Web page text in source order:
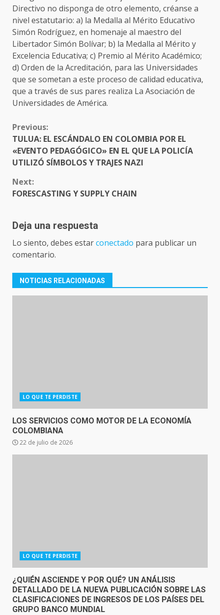
Directivo no disponga de otro elemento, créanse a
nivel estatutario: a) la Medalla al Mérito Educativo
Simón Rodríguez, en homenaje al maestro del
Libertador Simón Bolívar; b) la Medalla al Mérito y
Excelencia Educativa; c) Premio al Mérito Académico;
d) Orden de la Acreditación, para las Universidades
que se sometan a este proceso de calidad educativa,
que a través de sus pares realiza La Asociación de
Universidades de América.
CONTINUE
READING
Previous:
TULUA: EL ESCÁNDALO EN COLOMBIA POR EL
«EVENTO PEDAGÓGICO» EN EL QUE LA POLICÍA
UTILIZÓ SÍMBOLOS Y TRAJES NAZI
Next:
FORESCASTING Y SUPPLY CHAIN
Deja una respuesta
Lo siento, debes estarconectado para publicar un
comentario.
NOTICIAS RELACIONADAS
LO QUE TE PERDISTE
LOS SERVICIOS COMO MOTOR DE LA ECONOMÍA
COLOMBIANA
22 de julio de 2026
LO QUE TE PERDISTE
¿QUIÉN ASCIENDE Y POR QUÉ? UN ANÁLISIS
DETALLADO DE LA NUEVA PUBLICACIÓN SOBRE LAS
CLASIFICACIONES DE INGRESOS DE LOS PAÍSES DEL
GRUPO BANCO MUNDIAL